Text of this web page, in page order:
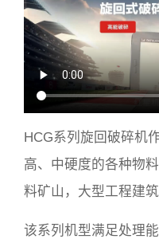
HCG系列旋回破碎机
高、中硬度的各种物
料矿山，大型工程建
该系列机型满足处理